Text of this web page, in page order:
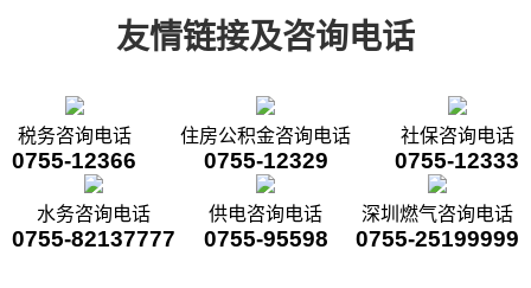
友情链接及咨询电话
税务咨询电话
0755-12366
住房公积金咨询电话
0755-12329
社保咨询电话
0755-12333
水务咨询电话
0755-82137777
供电咨询电话
0755-95598
深圳燃气咨询电话
0755-25199999